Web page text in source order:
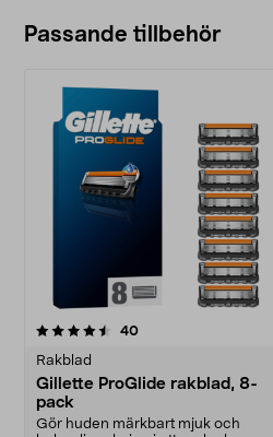
Passande tillbehör
40recensioner
Rakblad
Gillette ProGlide rakblad, 8-
pack
Gör huden märkbart mjuk och
4.5av 5 stjärnor